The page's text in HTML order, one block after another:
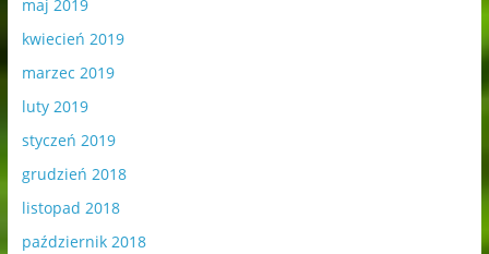
maj 2019
kwiecień 2019
marzec 2019
luty 2019
styczeń 2019
grudzień 2018
listopad 2018
październik 2018